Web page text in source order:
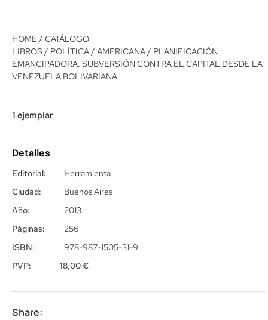
HOME / CATÁLOGO
LIBROS / POLÍTICA/ AMERICANA/ PLANIFICACIÓN
EMANCIPADORA. SUBVERSIÓN CONTRA EL CAPITAL DESDE LA
VENEZUELA BOLIVARIANA
1 ejemplar
Detalles
Editorial:
Ciudad:
Año:
Páginas:
ISBN:
Herramienta
Buenos Aires
2013
256
978-987-1505-31-9
PVP:
18,00€
Share: